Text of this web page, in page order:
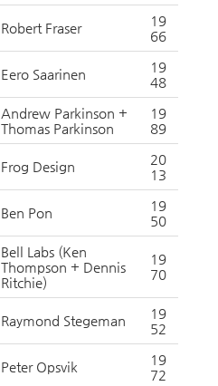
Robert Fraser
19
66
Eero Saarinen
19
48
Andrew Parkinson +
Thomas Parkinson
19
89
Frog Design
20
13
Ben Pon
19
50
Bell Labs (Ken
Thompson + Dennis
Ritchie)
19
70
Raymond Stegeman
19
52
Peter Opsvik
19
72